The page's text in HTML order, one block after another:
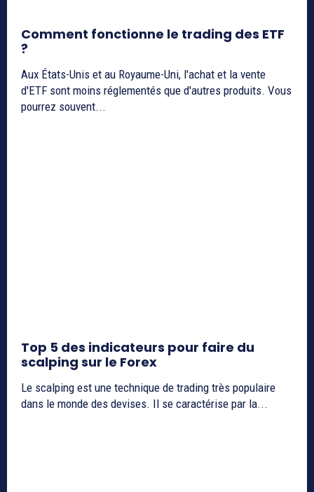
Comment fonctionne le trading des ETF
?
Aux États-Unis et au Royaume-Uni, l'achat et la vente
d'ETF sont moins réglementés que d'autres produits. Vous
pourrez souvent...
Top 5 des indicateurs pour faire du
scalping sur le Forex
Le scalping est une technique de trading très populaire
dans le monde des devises. Il se caractérise par la...